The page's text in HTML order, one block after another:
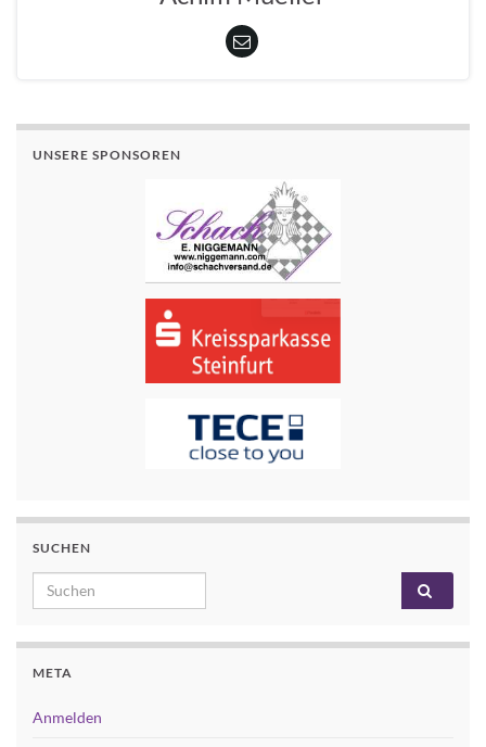
UNSERE SPONSOREN
SUCHEN
Search for:
META
Anmelden